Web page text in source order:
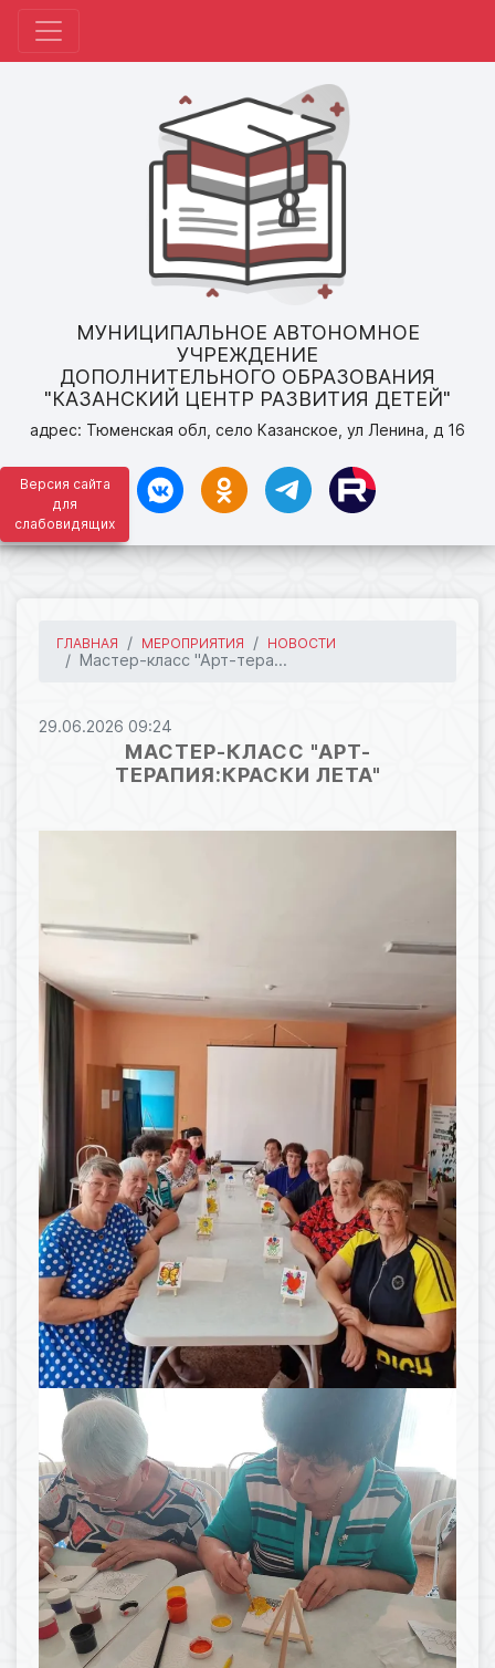
Версия сайта
для
слабовидящих
МУНИЦИПАЛЬНОЕ АВТОНОМНОЕ
УЧРЕЖДЕНИЕ
ДОПОЛНИТЕЛЬНОГО ОБРАЗОВАНИЯ
"КАЗАНСКИЙ ЦЕНТР РАЗВИТИЯ ДЕТЕЙ"
адрес: Тюменская обл, село Казанское, ул Ленина, д 16
ГЛАВНАЯ МЕРОПРИЯТИЯ НОВОСТИ
Мастер-класс "Арт-тера...
29.06.2026 09:24
МАСТЕР-КЛАСС "АРТ-
ТЕРАПИЯ:КРАСКИ ЛЕТА"